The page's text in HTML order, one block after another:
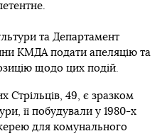
та Департамент
КМДА подати апеляцію та
щодо цих подій.
Стрільців, 49, є зразком
її побудували у 1980-х
для комунального